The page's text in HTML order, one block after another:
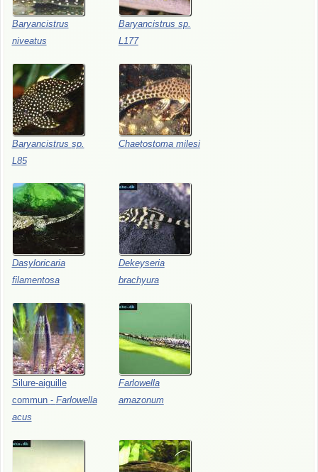
Baryancistrus
niveatus
Baryancistrus sp.
L177
Baryancistrus sp.
L85
Chaetostoma milesi
Dasyloricaria
filamentosa
Dekeyseria
brachyura
Silure-aiguille
commun - Farlowella
acus
Farlowella
amazonum